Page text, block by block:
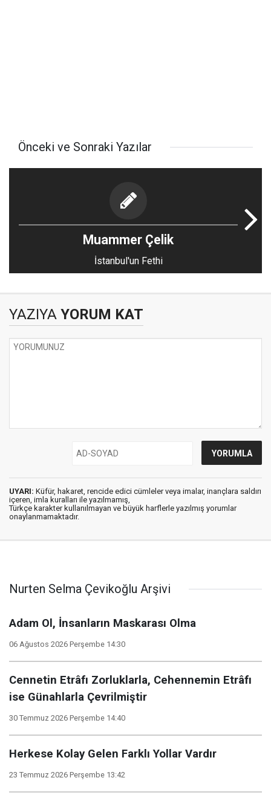
Önceki ve Sonraki Yazılar
Muammer Çelik
İstanbul'un Fethi
YAZIYA YORUM KAT
UYARI: Küfür, hakaret, rencide edici cümleler veya imalar, inançlara saldırı
içeren, imla kuralları ile yazılmamış,
Türkçe karakter kullanılmayan ve büyük harflerle yazılmış yorumlar
onaylanmamaktadır.
Nurten Selma Çevikoğlu Arşivi
Adam Ol, İnsanların Maskarası Olma
06 Ağustos 2026 Perşembe 14:30
Cennetin Etrâfı Zorluklarla, Cehennemin Etrâfı
ise Günahlarla Çevrilmiştir
30 Temmuz 2026 Perşembe 14:40
Herkese Kolay Gelen Farklı Yollar Vardır
23 Temmuz 2026 Perşembe 13:42